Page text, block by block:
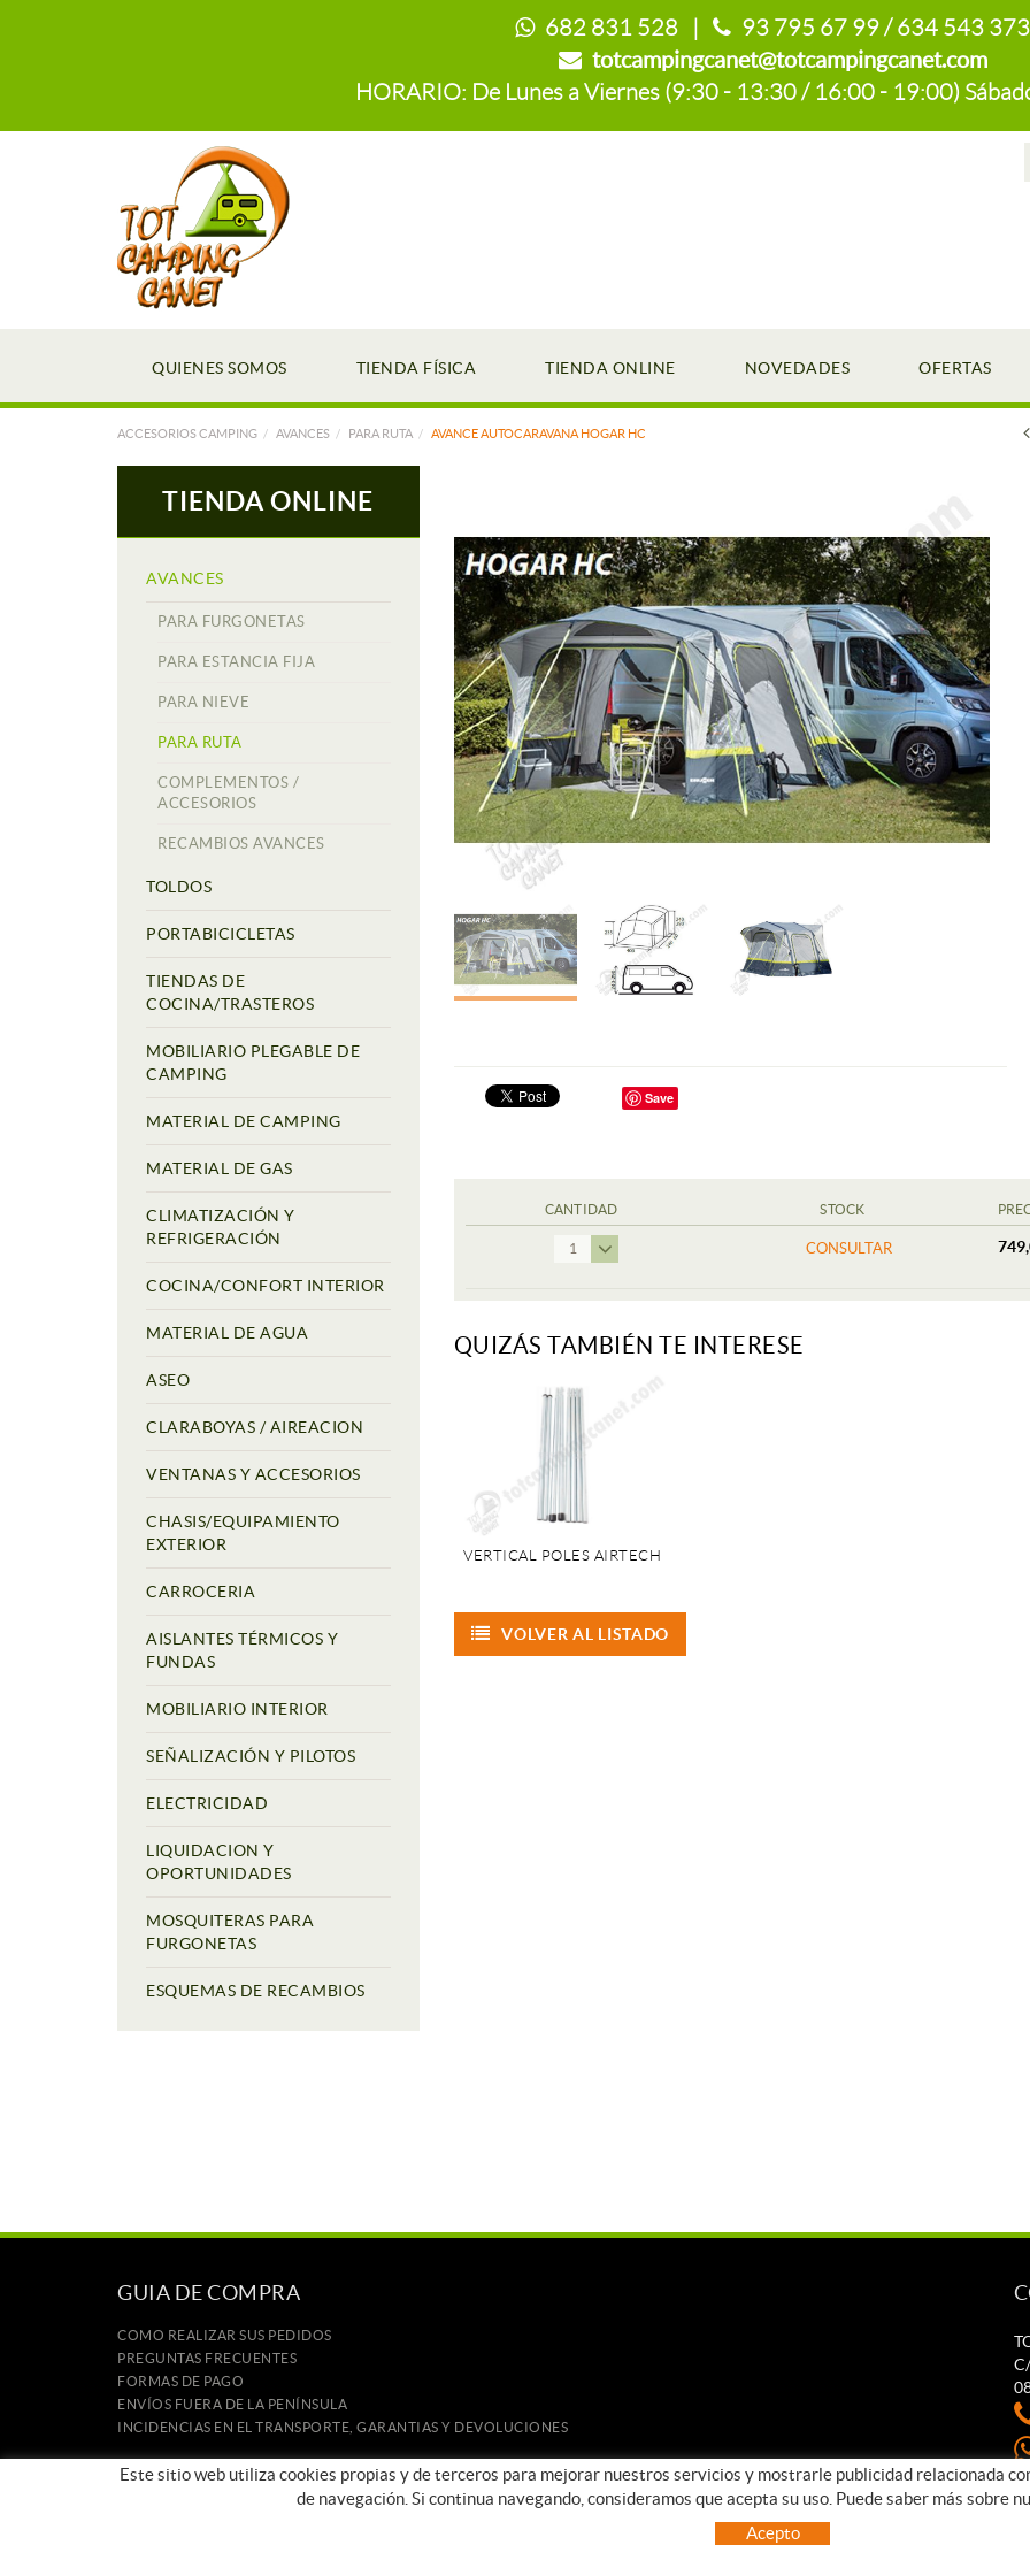
682 831 528 |
93 795 67 99 / 634 543 373
totcampingcanet@totcampingcanet.com
HORARIO: De Lunes a Viernes (9:30 - 13:30 / 16:00 - 19:00)
QUIENES SOMOS TIENDA FÍSICA TIENDA ONLINE NOVEDADES OFERTAS
ACCESORIOS CAMPING AVANCES PARA RUTA AVANCE AUTOCARAVANA HOGAR HC
TIENDA ONLINE
AVANCES
PARA FURGONETAS
PARA ESTANCIA FIJA
PARA NIEVE
PARA RUTA
COMPLEMENTOS /
ACCESORIOS
RECAMBIOS AVANCES
TOLDOS
PORTABICICLETAS
TIENDAS DE
COCINA/TRASTEROS
MOBILIARIO PLEGABLE DE
CAMPING
MATERIAL DE CAMPING
MATERIAL DE GAS
CLIMATIZACIÓN Y
REFRIGERACIÓN
COCINA/CONFORT INTERIOR
MATERIAL DE AGUA
ASEO
CLARABOYAS / AIREACION
VENTANAS Y ACCESORIOS
CHASIS/EQUIPAMIENTO
EXTERIOR
CARROCERIA
AISLANTES TÉRMICOS Y
FUNDAS
MOBILIARIO INTERIOR
SEÑALIZACIÓN Y PILOTOS
ELECTRICIDAD
LIQUIDACION Y
OPORTUNIDADES
MOSQUITERAS PARA
FURGONETAS
ESQUEMAS DE RECAMBIOS
Save
CANTIDAD STOCK
1 CONSULTAR
QUIZÁS TAMBIÉN TE INTERESE
VERTICAL POLES AIRTECH
VOLVER AL LISTADO
GUIA DE COMPRA
COMO REALIZAR SUS PEDIDOS
PREGUNTAS FRECUENTES
FORMAS DE PAGO
ENVÍOS FUERA DE LA PENÍNSULA
INCIDENCIAS EN EL TRANSPORTE, GARANTIAS Y DEVOLUCIONES
INICIO
Este sitio web utiliza cookies propias y de terceros para mejorar nuestros servicios y mostrarle publicidad relacionada
de navegación. Si continua navegando, consideramos que acepta su uso. Puede saber más sobre
Acepto